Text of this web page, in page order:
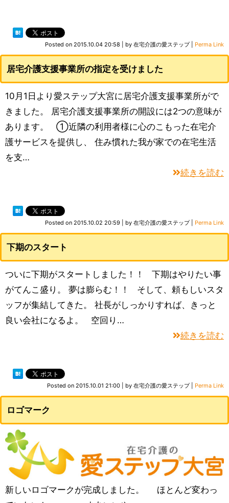
Posted on 2015.10.04 20:58 by 在宅介護の愛ステップ| Perma Link
居宅介護支援事業所の指定を受けました
10月1日より愛ステップ大宮に居宅介護支援事業所がで
きました。 居宅介護支援事業所の開設には2つの意味が
あります。 ①近隣の利用者様に心のこもった在宅介
護サービスを提供し、 住み慣れた我が家での在宅生活
を支…
続きを読む
Posted on 2015.10.02 20:59 by 在宅介護の愛ステップ| Perma Link
下期のスタート
ついに下期がスタートしました！！ 下期はやりたい事
がてんこ盛り。 夢は膨らむ！！ そして、頼もしいスタ
ッフが集結してきた。 社長がしっかりすれば、きっと
良い会社になるよ。 空回り…
続きを読む
Posted on 2015.10.01 21:00 by 在宅介護の愛ステップ| Perma Link
ロゴマーク
新しいロゴマークが完成しました。 ほとんど変わっ